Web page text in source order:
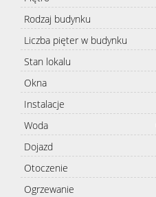
Rodzaj budynku
Liczba pięter w budynku
Stan lokalu
Okna
Instalacje
Woda
Dojazd
Otoczenie
Ogrzewanie